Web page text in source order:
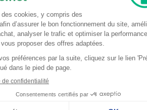
à pharmacie homéopathique
un petit guide pratique des traitements
à avoir chez soi ! L'homéopathie
à part entière dans l'arsenal
Celle-ci est basée sur le principe